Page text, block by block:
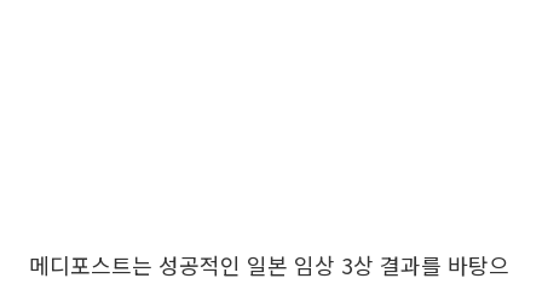
메디포스트는 성공적인 일본 임상 3상 결과를 바탕으